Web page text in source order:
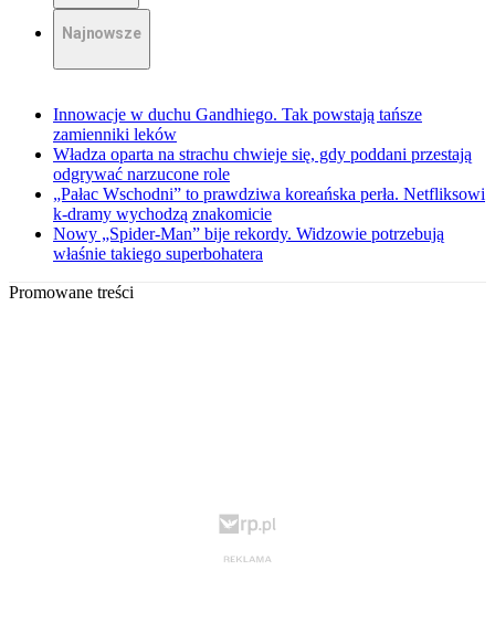
Najnowsze
Innowacje w duchu Gandhiego. Tak powstają tańsze
zamienniki leków
Władza oparta na strachu chwieje się, gdy poddani przestają
odgrywać narzucone role
„Pałac Wschodni” to prawdziwa koreańska perła. Netfliksowi
k-dramy wychodzą znakomicie
Nowy „Spider-Man” bije rekordy. Widzowie potrzebują
właśnie takiego superbohatera
Promowane treści